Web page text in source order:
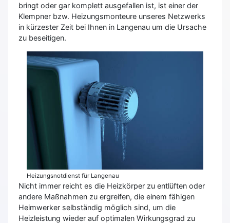
bringt oder gar komplett ausgefallen ist, ist einer der
Klempner bzw. Heizungsmonteure unseres Netzwerks
in kürzester Zeit bei Ihnen in Langenau um die Ursache
zu beseitigen.
Heizungsnotdienst für Langenau
Nicht immer reicht es die Heizkörper zu entlüften oder
andere Maßnahmen zu ergreifen, die einem fähigen
Heimwerker selbständig möglich sind, um die
Heizleistung wieder auf optimalen Wirkungsgrad zu